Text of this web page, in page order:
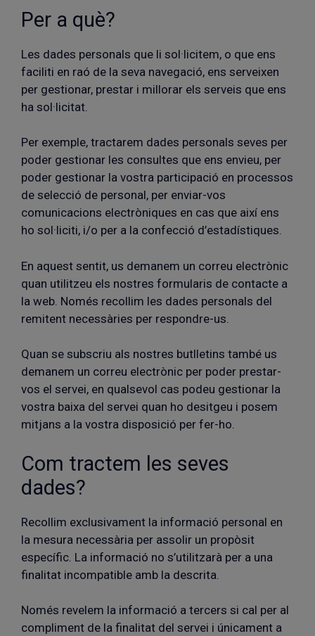
Per a què?
Les dades personals que li sol·licitem, o que ens
faciliti en raó de la seva navegació, ens serveixen
per gestionar, prestar i millorar els serveis que ens
ha sol·licitat.
Per exemple, tractarem dades personals seves per
poder gestionar les consultes que ens envieu, per
poder gestionar la vostra participació en processos
de selecció de personal, per enviar-vos
comunicacions electròniques en cas que així ens
ho sol·liciti, i/o per a la confecció d’estadístiques.
En aquest sentit, us demanem un correu electrònic
quan utilitzeu els nostres formularis de contacte a
la web. Només recollim les dades personals del
remitent necessàries per respondre-us.
Quan se subscriu als nostres butlletins també us
demanem un correu electrònic per poder prestar-
vos el servei, en qualsevol cas podeu gestionar la
vostra baixa del servei quan ho desitgeu i posem
mitjans a la vostra disposició per fer-ho.
Com tractem les seves
dades?
Recollim exclusivament la informació personal en
la mesura necessària per assolir un propòsit
específic. La informació no s’utilitzarà per a una
finalitat incompatible amb la descrita.
Només revelem la informació a tercers si cal per al
compliment de la finalitat del servei i únicament a